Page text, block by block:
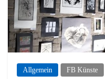
Allgemein FB Künste